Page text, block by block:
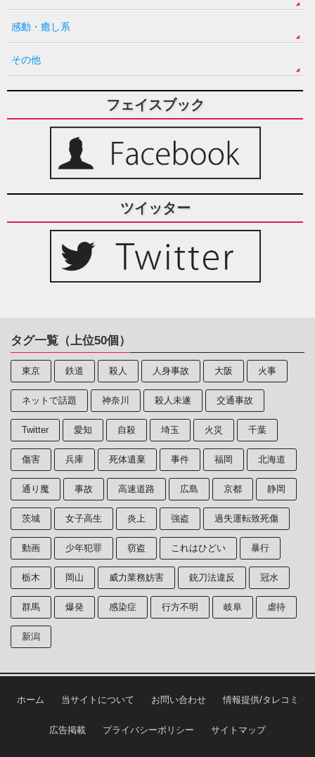
感動・癒し系
その他
フェイスブック
ツイッター
タグ一覧（上位50個）
東京 鉄道 殺人 人身事故 大阪 火事
ネットで話題 神奈川 殺人未遂 交通事故
Twitter 愛知 自殺 埼玉 火災 千葉
傷害 兵庫 死体遺棄 事件 福岡 北海道
通り魔 事故 高速道路 広島 京都 静岡
茨城 女子高生 炎上 強盗 過失運転致死傷
動画 少年犯罪 窃盗 これはひどい 暴行
栃木 岡山 威力業務妨害 銃刀法違反 冠水
群馬 爆発 感染症 行方不明 岐阜 虐待
新潟
ホーム 当サイトについて お問い合わせ 情報提供/タレコミ
広告掲載 プライバシーポリシー サイトマップ